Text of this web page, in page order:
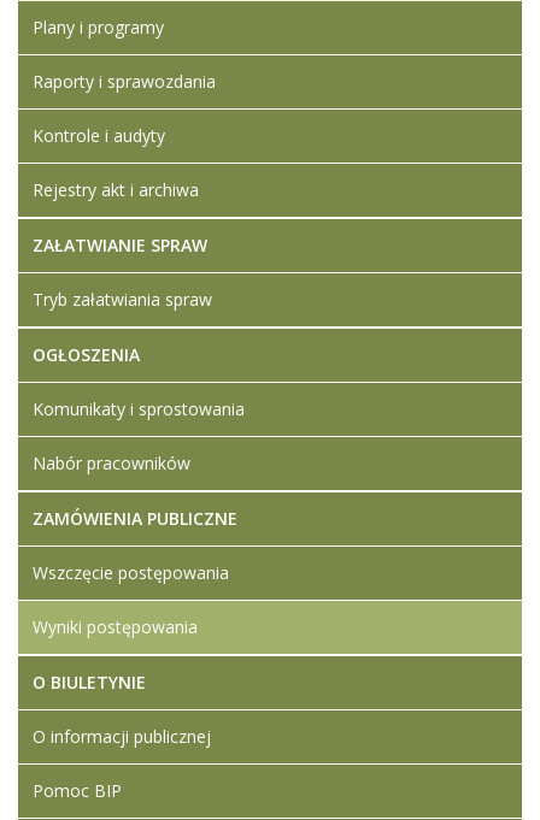
Plany i programy
Raporty i sprawozdania
Kontrole i audyty
Rejestry akt i archiwa
ZAŁATWIANIE SPRAW
Tryb załatwiania spraw
OGŁOSZENIA
Komunikaty i sprostowania
Nabór pracowników
ZAMÓWIENIA PUBLICZNE
Wszczęcie postępowania
Wyniki postępowania
O BIULETYNIE
O informacji publicznej
Pomoc BIP